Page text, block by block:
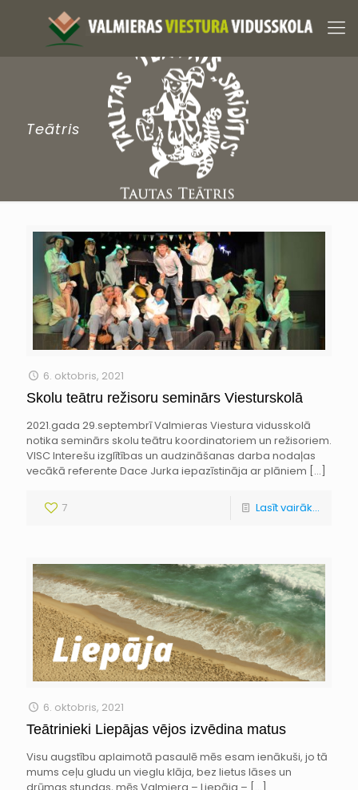
Teātris
6. oktobris, 2021
Skolu teātru režisoru seminārs Viesturskolā
2021.gada 29.septembrī Valmieras Viestura vidusskolā
notika seminārs skolu teātru koordinatoriem un režisoriem.
VISC Interešu izglītības un audzināšanas darba nodaļas
vecākā referente Dace Jurka iepazīstināja ar plāniem […]
7 Lasīt vairāk...
6. oktobris, 2021
Teātrinieki Liepājas vējos izvēdina matus
Visu augstību aplaimotā pasaulē mēs esam ienākuši, jo tā
mums ceļu gludu un vieglu klāja, bez lietus lāses un